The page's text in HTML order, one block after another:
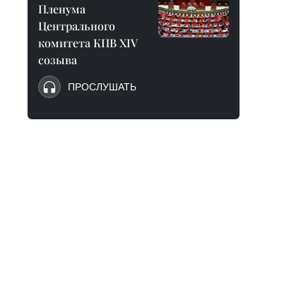
Пленума
Центрального
комитета КПВ XIV
созыва
ПРОСЛУШАТЬ